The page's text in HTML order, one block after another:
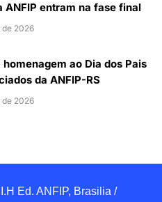
ANFIP entram na fase final
de 2026
ao Dia dos Pais
da ANFIP-RS
de 2026
Ed. ANFIP, Brasilia /